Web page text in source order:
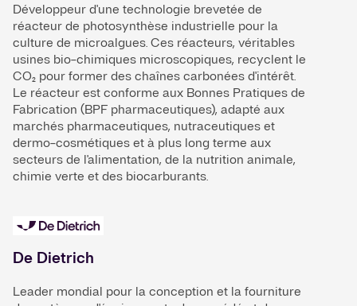
Développeur d'une technologie brevetée de
réacteur de photosynthèse industrielle pour la
culture de microalgues. Ces réacteurs, véritables
usines bio-chimiques microscopiques, recyclent le
CO₂ pour former des chaînes carbonées d'intérêt.
Le réacteur est conforme aux Bonnes Pratiques de
Fabrication (BPF pharmaceutiques), adapté aux
marchés pharmaceutiques, nutraceutiques et
dermo-cosmétiques et à plus long terme aux
secteurs de l'alimentation, de la nutrition animale,
chimie verte et des biocarburants.
De Dietrich
Leader mondial pour la conception et la fourniture